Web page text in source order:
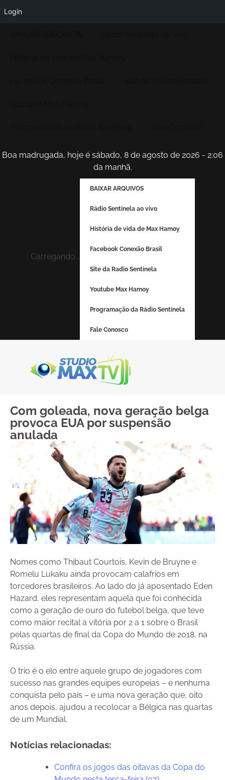
Boa madrugada, hoje é sábado, 8 de agosto de 2026 - 2:07
da manhã.
Carregando...
BAIXAR ARQUIVOS
Rádio Sentinela ao vivo
História de vida de Max Hamoy
Facebook Conexão Brasil
Site da Radio Sentinela
Youtube Max Hamoy
Programação da Rádio Sentinela
Fale Conosco
Com goleada, nova geração belga
provoca EUA por suspensão
anulada
Nomes como Thibaut Courtois, Kevin de Bruyne e
Romelu Lukaku ainda provocam calafrios em
torcedores brasileiros. Ao lado do já aposentado Eden
Hazard, eles representam aquela que foi conhecida
como a geração de ouro do futebol belga, que teve
como maior recital a vitória por 2 a 1 sobre o Brasil
pelas quartas de final da Copa do Mundo de 2018, na
Rússia.
O trio é o elo entre aquele grupo de jogadores com
sucesso nas grandes equipes europeias – e nenhuma
conquista pelo país – e uma nova geração que, oito
anos depois, ajudou a recolocar a Bélgica nas quartas
de um Mundial.
Notícias relacionadas:
Confira os jogos das oitavas da Copa do
Login